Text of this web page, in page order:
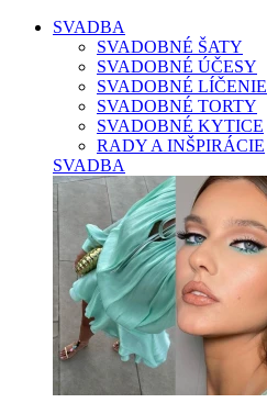
SVADBA
SVADOBNÉ ŠATY
SVADOBNÉ ÚČESY
SVADOBNÉ LÍČENIE
SVADOBNÉ TORTY
SVADOBNÉ KYTICE
RADY A INŠPIRÁCIE
SVADBA